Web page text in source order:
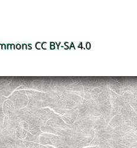
CC BY-SA 4.0